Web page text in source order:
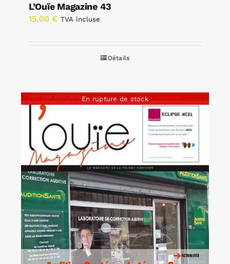
L’Ouïe Magazine 43
15,00 € TVA incluse
Détails
En rupture de stock